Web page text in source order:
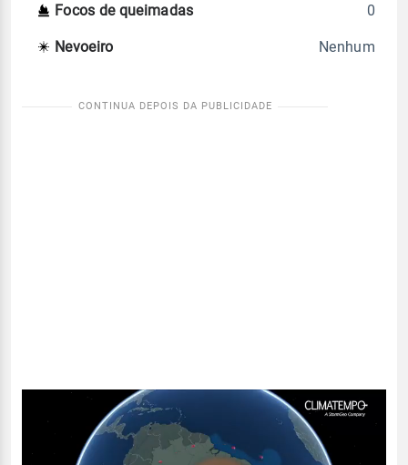
Focos de queimadas 0
Nevoeiro Nenhum